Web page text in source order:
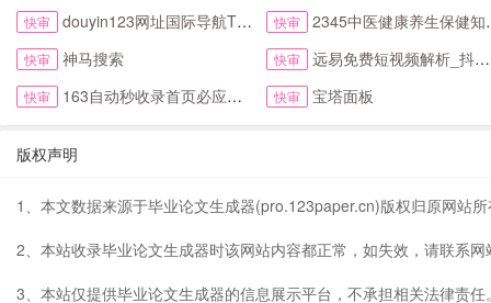
快审 douyin123网址国际导航TikTok下拉首页 快审 2345中医健康养生保健知识网
快审 神马搜索 快审 远易免费短视频解析_抖音皮皮虾微视快手去水印
快审 163自动秒收录首页必应网址导航 快审 宝塔面板
版权声明
1、本文数据来源于毕业论文生成器(pro.123paper.cn)版权归原网站
2、本站收录毕业论文生成器时该网站内容都正常，如失效，请联系
3、本站仅提供毕业论文生成器的信息展示平台，不承担相关法律责任